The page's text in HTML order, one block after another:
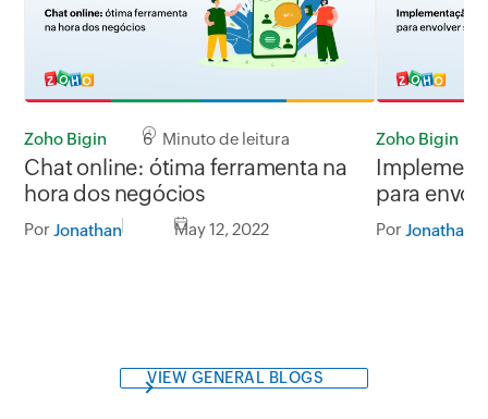
Zoho Bigin 6 Minuto de leitura
Chat online: ótima ferramenta na
hora dos negócios
Por Jonathan May 12, 2022
Zoho Bigin
para
Por Jonathan
VIEW GENERAL BLOGS